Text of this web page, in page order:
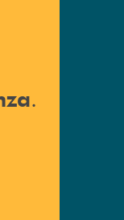
alla pagina della
.